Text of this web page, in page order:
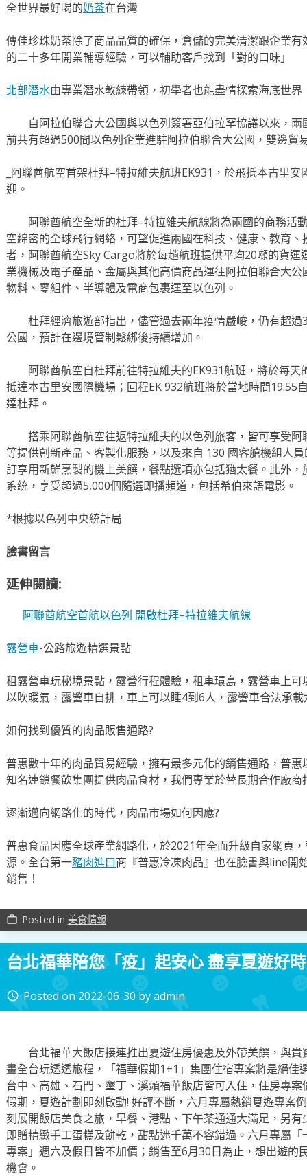
全世界最好喝的奶茶在台灣
傳佳珍珠奶茶除了商品品質的確保，倉儲的完美清潔跟企業
的二十多年開業輔導經驗，可以輔助客戶找到「對的口味」
北部潛水由專業潛水教練帶領，初學者也能盡情探索海底世界
自阿拉伯聯合大公國與以色列簽署亞伯拉罕協議以來，兩
前共有超過500間以色列企業進駐阿拉伯聯合大公國，雙邊貿
_阿聯酋航空首架杜拜–特拉維夫航班EK931，於飛抵本古里
迎。
阿聯酋航空全新的杜拜–特拉維夫航線將為兩國的商務活
空綿密的全球飛行網絡，可望促進兩國在科技、健康、教育
者，阿聯酋航空Sky Cargo將於每趟航班提供平均20噸的貨
業機械及電子產品、金屬與其他高價商品運往阿拉伯聯合大
物料、零組件、半導體及電商包裹運至以色列。
杜拜經濟旅遊部指出，儘管過去兩年疫情嚴峻，仍有超過
公國，預計在邊境管制鬆綁後持續增加。
阿聯酋航空自杜拜前往特拉維夫的EK931航班，將於每天
抵達本古里安國際機場；回程EK 932航班將於當地時間19:55
達杜拜。
搭乘阿聯酋航空往返特拉維夫的以色列旅客，皆可享受阿
等提供創新產品、客製化服務，以及來自 130 國客艙機組人
訂享用新鮮烹製的機上美饌，餐點選項亦包括猶太餐。此外
系統，享受超過5,000個隨選即播頻道，包括希伯來語電影。
*根據以色列中央統計局
臉書留言
延伸閱讀:
阿聯酋航空首航以色列 開啟杜拜–特拉維夫航線
露營車-公路旅遊精選景點
租露營車玩秘境景點，露營行程體驗，租車環島，露營車上
以吹暖氣，露營車自排，車上可以睡4到6人，露營車合法承載
如何找到優質的肉品販售通路?
普惠數十年的肉品貿易經驗，擁有最多元化的銷售通路，普惠
知名連鎖餐飲集團提供肉品食材，我們專業於替長期合作廠商
逐漸邁向網路化的時代，肉品市場如何因應?
普惠食品因應全球產業網路化，於2021年全面升級自家網頁
源。全台第一豬肉進口商『普惠冷凍肉品』也在臉書與line開
銷售！
work_outline Posted in 美食情報
台北福華陪您「疫」起安心 盡享夏遊好
access_time Posted on 2022-06-30 byadmin
台北福華大飯店接連推出夏遊住房優惠及外帶美饌，與貴
畫全台玩透透旅程，「福華假期1+1」集團住宿專案將是絕佳
台中、高雄、石門、墾丁、溪頭福華飯店皆可入住，住房專
假期，夏遊計劃即刻啟動! 好評不斷，六月專屬熱銷夏遊專案
刻展開飯店美食之旅，早餐、港點、下午茶通通大滿足，另
即贈精緻手工蛋糕及餅乾，甜點迷千萬不容錯過。六月專屬
專案」週六及假日皆不加價；銷售至6月30日為止，想出遊的
機會。